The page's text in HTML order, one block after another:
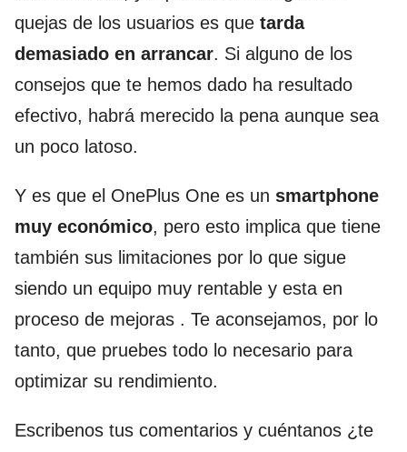
quejas de los usuarios es que tarda
demasiado en arrancar. Si alguno de los
consejos que te hemos dado ha resultado
efectivo, habrá merecido la pena aunque sea
un poco latoso.
Y es que el OnePlus One es un smartphone
muy económico, pero esto implica que tiene
también sus limitaciones por lo que sigue
siendo un equipo muy rentable y esta en
proceso de mejoras . Te aconsejamos, por lo
tanto, que pruebes todo lo necesario para
optimizar su rendimiento.
Escribenos tus comentarios y cuéntanos ¿te